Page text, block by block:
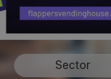
Sector